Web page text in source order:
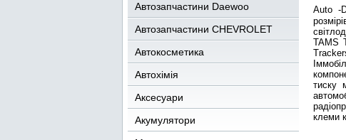
Автозапчастини Daewoo
Автозапчастини CHEVROLET
Автокосметика
Автохімія
Аксесуари
Акумулятори
Auto -
TAMS
тиску
клеми